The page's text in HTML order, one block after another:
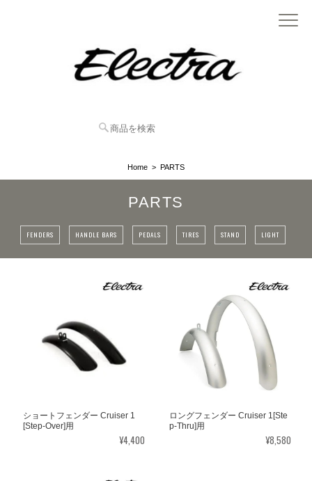
Home PARTS
PARTS
FENDERS HANDLE BARS PEDALS TIRES STAND LIGHT
ショートフェンダー Cruiser 1
[Step-Over]用
¥4,400
ロングフェンダー Cruiser 1[Ste
p-Thru]用
¥8,580